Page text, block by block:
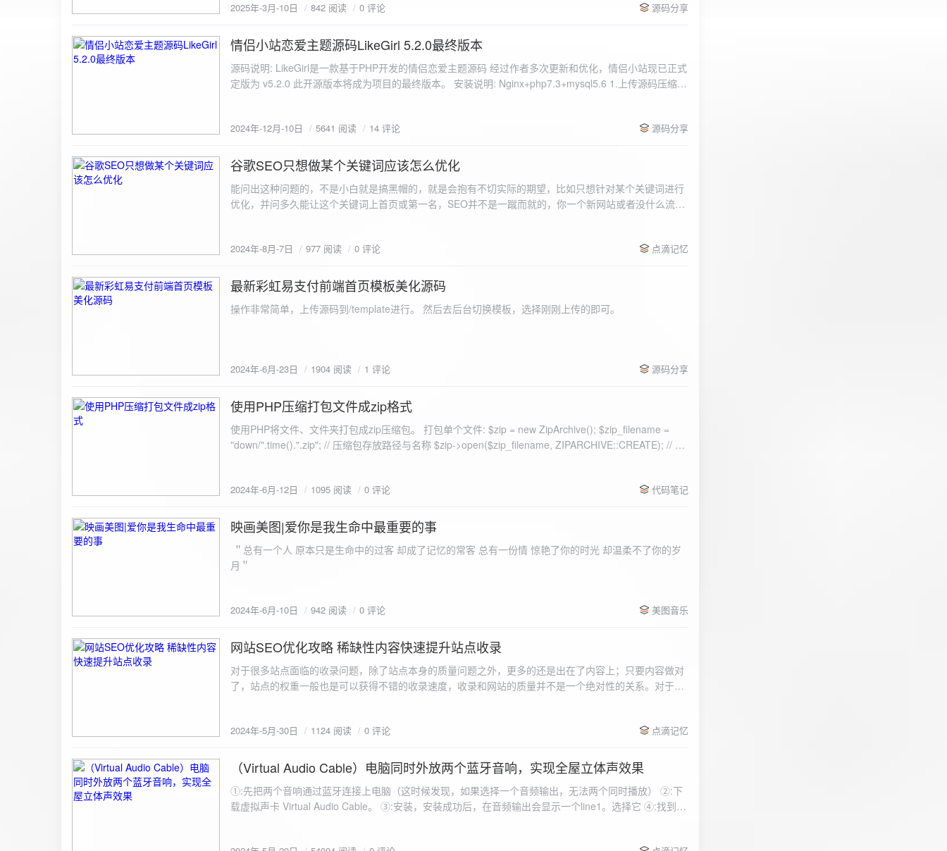
严格的处理措施。在您注册前，请认真阅读注册须知以及社区的总版规，以便更好地适应和享受我们的社
www.52pojie.cn
2025年-3月-10日 842 阅读 0 评论 源码分享
2024-12-10
情侣小站恋爱主题源码LikeGirl 5.2.0最终版本
源码说明: LikeGirl是一款基于PHP开发的情侣恋爱主题源码 经过作者多次更新和优化，情侣小站现已正式
定版为 v5.2.0 此开源版本将成为项目的最终版本。 安装说明: Nginx+php7.3+mysql5.6 1.上传源码压缩包
2024年-12月-10日 5641 阅读 14 评论 源码分享
2024-8-7
谷歌SEO只想做某个关键词应该怎么优化
能问出这种问题的，不是小白就是搞黑帽的，就是会抱有不切实际的期望，比如只想针对某个关键词进行
优化，并问多久能让这个关键词上首页或第一名，SEO并不是一蹴而就的，你一个新网站或者没什么流量
2024年-8月-7日 977 阅读 0 评论 点滴记忆
2024-6-23
最新彩虹易支付前端首页模板美化源码
操作非常简单，上传源码到/template进行。 然后去后台切换模板，选择刚刚上传的即可。
2024年-6月-23日 1904 阅读 1 评论 源码分享
2024-6-12
使用PHP压缩打包文件成zip格式
使用PHP将文件、文件夹打包成zip压缩包。 打包单个文件: $zip = new ZipArchive(); $zip_filename =
"down/".time().".zip"; // 压缩包存放路径与名称 $zip->open($zip_filename, ZIPARCHIVE::CREATE); // 打
数可以改为 basename("img/logon2.png),也就是原文件所在的路径 $zip-
= array( "img/1.jpg", "img/2.jpg", ); $filename = "down/img.zip"; // 压缩包存放路径与名称 $zip = new
ZipArchive(); $zip->open($filename,ZipArchive::CREATE); //打开压缩包 //遍历文件 foreach($fileList as
$file){ $zip->addFile($file,basename($file)); //向压缩包中添加文件 } $zip->close(); //关闭压缩包 打包某
个文件夹（包含子文件夹）: <?php /** * @param $path 文件夹路径 * @param $zip zip 对象 */ function
为'.'和‘..’，不要对他们进行操作 if (is_dir($path . "/" . $filename)) { // 如果读取的某个对象是文件夹，则递
$filename); } } } } $zip = new ZipArchive(); $zip_filename = "down/files.zip"; // 压缩包存放路径与名称
压缩包中 addFileToZip("img",$zip);
2024年-6月-12日 1095 阅读 0 评论 代码笔记
2024-6-10
映画美图|爱你是我生命中最重要的事
＂总有一个人 原本只是生命中的过客 却成了记忆的常客 总有一份情 惊艳了你的时光 却温柔不了你的岁
月＂
2024年-6月-10日 942 阅读 0 评论 美图音乐
2024-5-30
网站SEO优化攻略 稀缺性内容快速提升站点收录
对于很多站点面临的收录问题，除了站点本身的质量问题之外，更多的还是出在了内容上；只要内容做对
了，站点的权重一般也是可以获得不错的收录速度，收录和网站的质量并不是一个绝对性的关系。对于质
2024年-5月-30日 1124 阅读 0 评论 点滴记忆
2024-5-29
（Virtual Audio Cable）电脑同时外放两个蓝牙音响，实现全屋立体声效果
①:先把两个音响通过蓝牙连接上电脑（这时候发现，如果选择一个音频输出，无法两个同时播放） ②:下
载虚拟声卡 Virtual Audio Cable。 ③:安装，安装成功后，在音频输出会显示一个line1。选择它 ④:找到安